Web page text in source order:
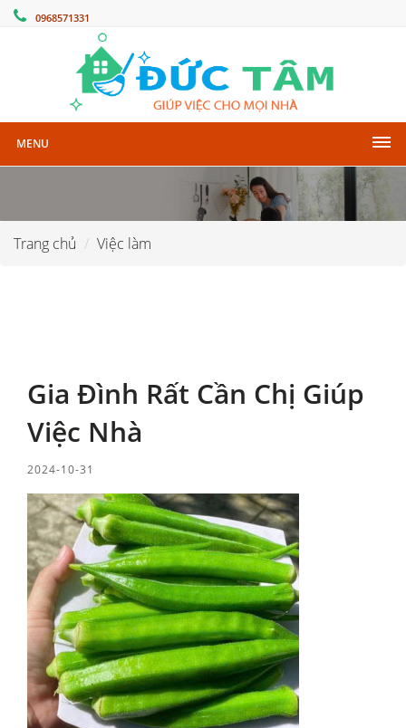
0968571331
MENU
Trang chủ Việc làm
Gia Đình Rất Cần Chị Giúp
Việc Nhà
2024-10-31